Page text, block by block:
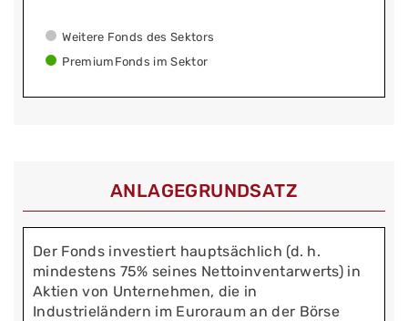
Weitere Fonds des Sektors
PremiumFonds im Sektor
ANLAGEGRUNDSATZ
Der Fonds investiert hauptsächlich (d. h.
mindestens 75% seines Nettoinventarwerts) in
Aktien von Unternehmen, die in
Industrieländern im Euroraum an der Börse